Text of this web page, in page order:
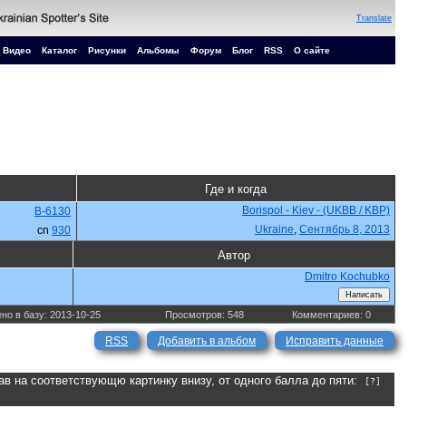
Translate
Видео Каталог Рисунки Альбомы Форум Блог RSS О сайте
Где и когда
B-6130
Borispol - Kiev - (UKBB / KBP)
cn 930 Ukraine, Сентябрь 8, 2013
Автор
Dmitro Kochubko
в базу: 2013-10-25 Просмотров: 548 Комментариев: 0
RSS Добавить в альбом Исправить данные
на соответствующю картинку внизу, от одного балла до пяти: [?]